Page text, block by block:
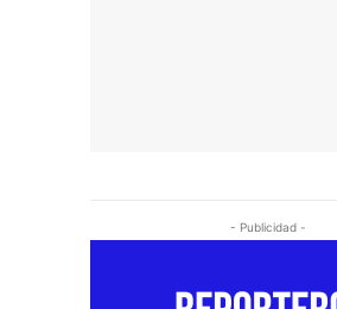
- Publicidad -